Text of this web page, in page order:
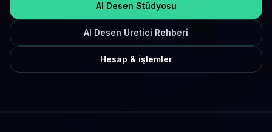
AI Desen Stüdyosu
AI Desen Üretici Rehberi
Hesap & işlemler